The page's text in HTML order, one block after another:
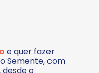
e quer fazer
Semente, com